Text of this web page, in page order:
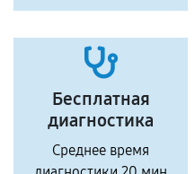
Бесплатная
диагностика
Среднее время